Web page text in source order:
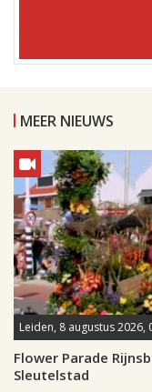
MEER NIEUWS
Leiden, 8 augustus 2026,
Flower Parade
Sleutelstad